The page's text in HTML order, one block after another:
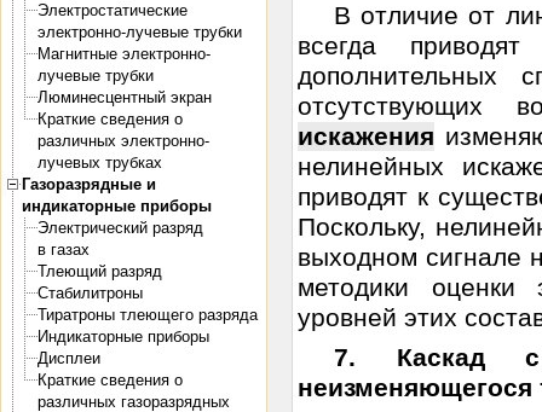
Электростатические
электронно-лучевые трубки
Магнитные электронно-
лучевые трубки
Люминесцентный экран
Краткие сведения о
различных электронно-
лучевых трубках
Газоразрядные и
индикаторные приборы
Электрический разряд
в газах
Тлеющий разряд
Стабилитроны
Тиратроны тлеющего разряда
Индикаторные приборы
Дисплеи
Краткие сведения о
различных газоразрядных
В отличие от
всегда
дополнительных
отсутствующих
искажения
нелинейных
приводят к
Поскольку,
выходном сигнале
методики оценки
уровней этих
7. Каскад
неизменяющегося